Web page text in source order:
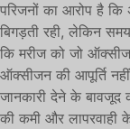
परिजनों का आरोप है कि
बिगड़ती रही, लेकिन
कि मरीज को जो
ऑक्सीजन की आपूर्ति
जानकारी देने के
की कमी और लापरवाही